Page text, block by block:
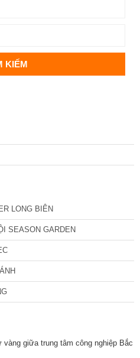
LONG BIÊN
SEASON GARDEN
giữa trung tâm công nghiệp Bắc